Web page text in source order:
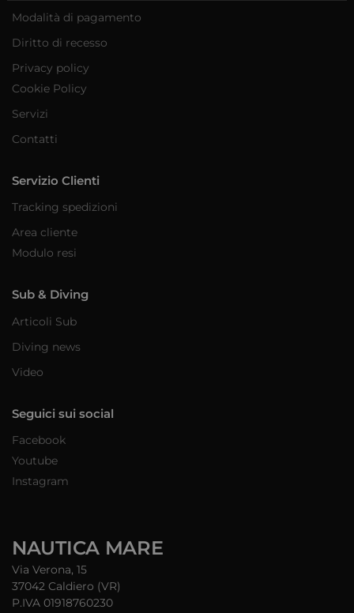
Modalità di pagamento
Diritto di recesso
Privacy policy
Cookie Policy
Servizi
Contatti
Servizio Clienti
Tracking spedizioni
Area cliente
Modulo resi
Sub & Diving
Articoli Sub
Diving news
Video
Seguici sui social
Facebook
Youtube
Instagram
NAUTICA MARE
Via Verona, 15
37042 Caldiero (VR)
P.IVA 01918760230